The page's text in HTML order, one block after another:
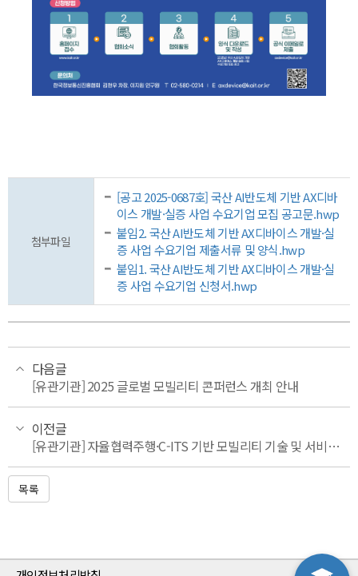
첨부파일
[공고 2025-0687호] 국산 AI반도체 기반 AX디바
이스 개발·실증 사업 수요기업 모집 공고문.hwp
붙임2. 국산 AI반도체 기반 AX디바이스 개발·실
증 사업 수요기업 제출서류 및 양식.hwp
붙임1. 국산 AI반도체 기반 AX디바이스 개발·실
증 사업 수요기업 신청서.hwp
다음글
[유관기관] 2025 글로벌 모빌리티 콘퍼런스 개최 안내
이전글
[유관기관] 자율협력주행·C-ITS 기반 모빌리티 기술 및 서비스 지원 공모 안내
목록